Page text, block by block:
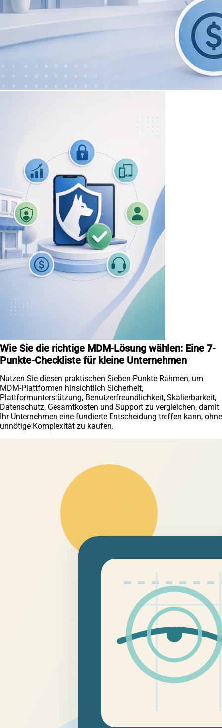
Wie Sie die richtige MDM-Lösung wählen: Eine 7-
Punkte-Checkliste für kleine Unternehmen
Nutzen Sie diesen praktischen Sieben-Punkte-Rahmen, um
MDM-Plattformen hinsichtlich Sicherheit,
Plattformunterstützung, Benutzerfreundlichkeit, Skalierbarkeit,
Datenschutz, Gesamtkosten und Support zu vergleichen, damit
Ihr Unternehmen eine fundierte Entscheidung treffen kann, ohne
unnötige Komplexität zu kaufen.